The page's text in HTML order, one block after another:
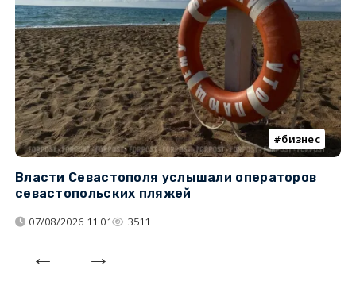
бизнес
Власти Севастополя услышали операторов
севастопольских пляжей
07/08/2026 11:01 3511